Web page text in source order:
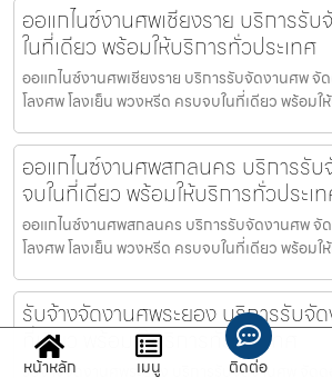
ออแกไนซ์งานศพเชียงราย บริการรั
ในที่เดียว พร้อมให้บริการทั่วประเทศ
ออแกไนซ์งานศพเชียงราย บริการรับจัดงานศพ จั
โลงศพ โลงเย็น พวงหรีด ครบจบในที่เดียว พร้อมใ
ออแกไนซ์งานศพสกลนคร บริการรั
จบในที่เดียว พร้อมให้บริการทั่วประเ
ออแกไนซ์งานศพสกลนคร บริการรับจัดงานศพ จั
โลงศพ โลงเย็น พวงหรีด ครบจบในที่เดียว พร้อมใ
รับจ้างจัดงานศพระยอง บริการรับจั
ที่เดียว พร้อมให้บริการทั่วประเทศ
รับจ้างจัดงานศพระยอง บริการรับจัดงานศพ จัด
หน้าหลัก เมนู ติดต่อ